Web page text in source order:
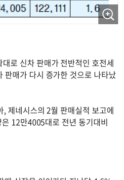
로 신차 판매가 전반적인 호전세
판매가 다시 증가한 것으로 나타났
제네시스의 2월 판매실적 보고에
12만4005대로 전년 동기대비